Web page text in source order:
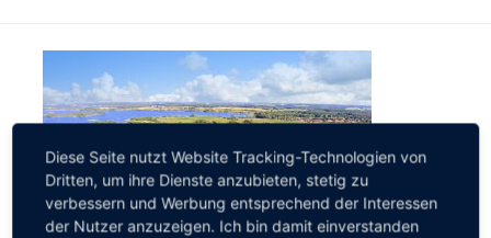
MITGLIEDSCHAFT
GOLFEINSTEIGER
Diese Seite nutzt Website Tracking-Technologien von
Dritten, um ihre Dienste anzubieten, stetig zu
verbessern und Werbung entsprechend der Interessen
der Nutzer anzuzeigen. Ich bin damit einverstanden